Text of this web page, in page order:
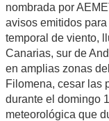
nombrada por
avisos emitidos
temporal de viento,
Canarias, sur de
en amplias zonas
Filomena, cesar las
durante el domingo
meteorológica que